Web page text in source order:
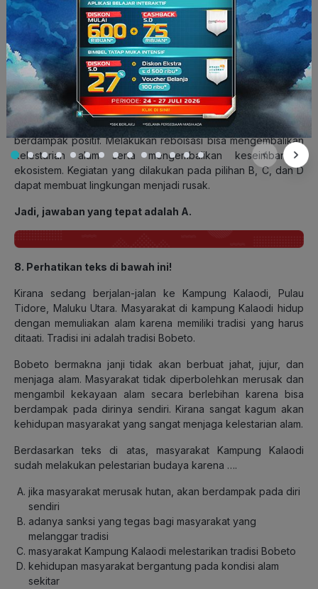
Kunci Jawaban: A
Pembahasan:
Melakukan reboisasi atau penanaman kembali pohon pada
hutan yang gundul merupakan kegiatan interaksi yang
berdampak positif. Melakukan reboisasi bisa mengembalikan
kelestarian alam serta mengembalikan keseimbangan
ekosistem. Kegiatan yang dilakukan pada pilihan B, C, dan D
dapat membuat lingkungan menjadi rusak.
Jadi, jawaban yang tepat adalah A.
8. Perhatikan teks di bawah ini!
Kirana sedang berjalan-jalan ke Kampung Kalaodi, Pulau
Tidore, Maluku Utara. Masyarakat di kampung Kalaodi hidup
dengan memuliakan alam karena memiliki tradisi yang harus
ditaati. Tradisi ini adalah tradisi Bobeto.
Bobeto bermakna janji tidak akan berbuat jahat, jujur, dan
menjaga alam. Masyarakat tidak diperbolehkan merusak dan
mengambil kekayaan alam secara berlebihan karena bisa
berdampak pada dirinya sendiri. Kirana sangat kagum akan
kehidupan masyarakat yang sangat menjaga kelestarian alam.
Berdasarkan teks di atas, masyarakat Kampung Kalaodi
sudah melakukan pelestarian budaya karena ….
jika masyarakat merusak hutan, akan berdampak pada diri
sendiri
adanya sanksi yang tegas bagi masyarakat yang
melanggar tradisi
masyarakat Kampung Kalaodi melestarikan tradisi Bobeto
kehidupan masyarakat bergantung pada kondisi alam
sekitar